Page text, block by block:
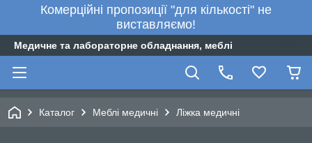
Комерційні пропозиції "для кількості" не
виставляємо!
Медичне та лабораторне обладнання, меблі
Каталог Меблі медичні Ліжка медичні